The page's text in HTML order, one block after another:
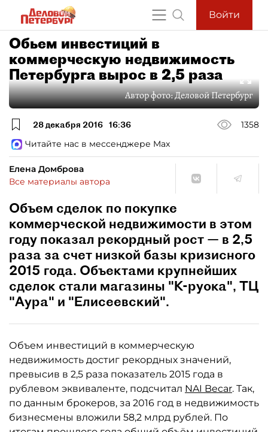
Войти
Обьем инвестиций в
коммерческую недвижимость
Петербурга вырос в 2,5 раза
Автор фото:Деловой Петербург
28 декабря 2016 16:36
1358
Читайте нас в мессенджере Max
Елена Домброва
Все материалы автора
Объем сделок по покупке
коммерческой недвижимости в этом
году показал рекордный рост — в 2,5
раза за счет низкой базы кризисного
2015 года. Объектами крупнейших
сделок стали магазины "К-руока", ТЦ
"Аура" и "Елисеевский".
Объем инвестиций в коммерческую
недвижимость достиг рекордных значений,
превысив в 2,5 раза показатель 2015 года в
рублевом эквиваленте, подсчитал NAI Becar. Так,
по данным брокеров, за 2016 год в недвижимость
бизнесмены вложили 58,2 млрд рублей. По